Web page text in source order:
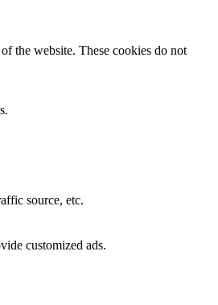
the website. These cookies do not
source, etc.
customized ads.